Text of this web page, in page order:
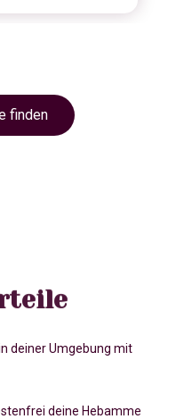
finden
deiner Umgebung mit
deine Hebamme